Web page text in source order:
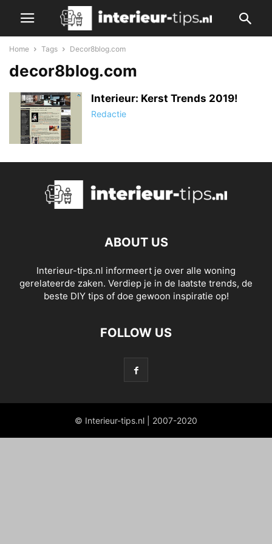
Home Tags Decor8blog.com
decor8blog.com
Interieur: Kerst Trends 2019!
Redactie
ABOUT US
Interieur-tips.nl informeert je over alle woning
gerelateerde zaken. Verdiep je in de laatste trends, de
beste DIY tips of doe gewoon inspiratie op!
FOLLOW US
© Interieur-tips.nl | 2007-2020